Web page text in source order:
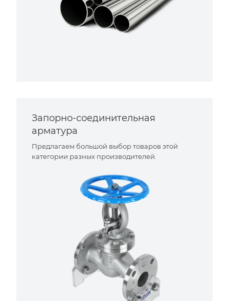
Запорно-соединительная
арматура
Предлагаем большой выбор товаров этой
категории разных производителей.